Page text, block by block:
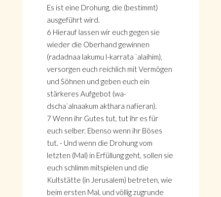
Es ist eine Drohung, die (bestimmt)
ausgeführt wird.
6 Hierauf lassen wir euch gegen sie
wieder die Oberhand gewinnen
(radadnaa lakumu l-karrata `alaihim),
versorgen euch reichlich mit Vermögen
und Söhnen und geben euch ein
stärkeres Aufgebot (wa-
dscha`alnaakum akthara nafieran).
7 Wenn ihr Gutes tut, tut ihr es für
euch selber. Ebenso wenn ihr Böses
tut. - Und wenn die Drohung vom
letzten (Mal) in Erfüllung geht, sollen sie
euch schlimm mitspielen und die
Kultstätte (in Jerusalem) betreten, wie
beim ersten Mal, und völlig zugrunde